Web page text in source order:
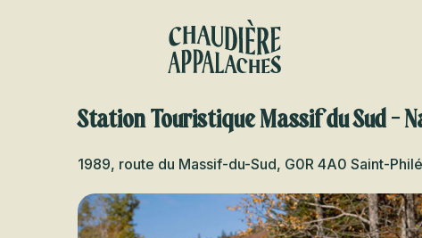
Station Touristique Massif du Sud -
1989, route du Massif-du-Sud, G0R 4A0 Saint-